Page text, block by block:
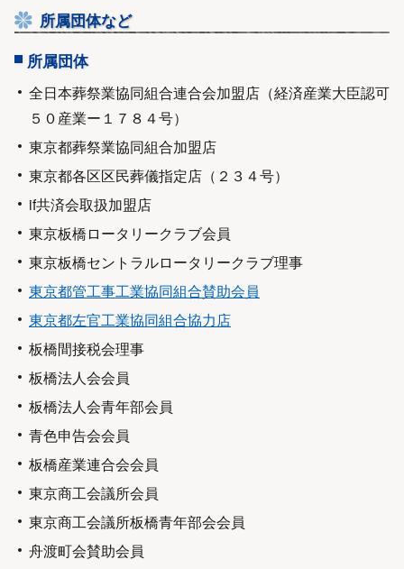
所属団体など
所属団体
全日本葬祭業協同組合連合会加盟店（経済産業大臣認可
５０産業ー１７８４号）
東京都葬祭業協同組合加盟店
東京都各区区民葬儀指定店（２３４号）
if共済会取扱加盟店
東京板橋ロータリークラブ会員
東京板橋セントラルロータリークラブ理事
東京都管工事工業協同組合賛助会員
東京都左官工業協同組合協力店
板橋間接税会理事
板橋法人会会員
板橋法人会青年部会員
青色申告会会員
板橋産業連合会会員
東京商工会議所会員
東京商工会議所板橋青年部会会員
舟渡町会賛助会員